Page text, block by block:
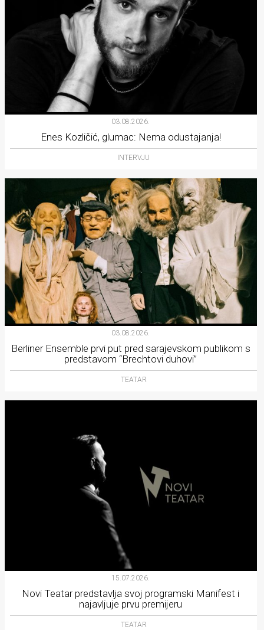
03.08.2026.
Enes Kozličić, glumac: Nema odustajanja!
INTERVJU
03.08.2026.
Berliner Ensemble prvi put pred sarajevskom publikom s
predstavom “Brechtovi duhovi”
TEATAR
15.07.2026.
Novi Teatar predstavlja svoj programski Manifest i
najavljuje prvu premijeru
TEATAR